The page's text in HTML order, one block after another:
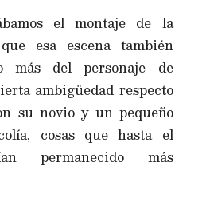
el montaje de la
esa escena también
más del personaje de
ambigüedad respecto
su novio y un pequeño
cosas que hasta el
permanecido más